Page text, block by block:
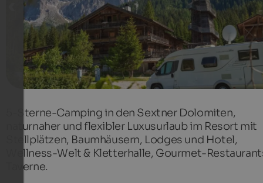
5-Sterne-Camping in den Sextner Dolomiten,
naturnaher und flexibler Luxusurlaub im Resort mit
Stellplätzen, Baumhäusern, Lodges und Hotel,
Wellness-Welt & Kletterhalle, Gourmet-
Taverne.